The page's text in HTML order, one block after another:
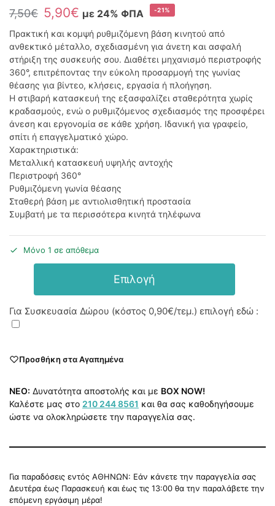
7,50€ 5,90€ με 24% ΦΠΑ -21%
Πρακτική και κομψή ρυθμιζόμενη βάση κινητού από
ανθεκτικό μέταλλο, σχεδιασμένη για άνετη και ασφαλή
στήριξη της συσκευής σου. Διαθέτει μηχανισμό περιστροφής
360°, επιτρέποντας την εύκολη προσαρμογή της γωνίας
θέασης για βίντεο, κλήσεις, εργασία ή πλοήγηση.
Η στιβαρή κατασκευή της εξασφαλίζει σταθερότητα χωρίς
κραδασμούς, ενώ ο ρυθμιζόμενος σχεδιασμός της προσφέρει
άνεση και εργονομία σε κάθε χρήση. Ιδανική για γραφείο,
σπίτι ή επαγγελματικό χώρο.
Χαρακτηριστικά:
Μεταλλική κατασκευή υψηλής αντοχής
Περιστροφή 360°
Ρυθμιζόμενη γωνία θέασης
Σταθερή βάση με αντιολισθητική προστασία
Συμβατή με τα περισσότερα κινητά τηλέφωνα
Μόνο 1 σε απόθεμα
Επιλογή
Για Συσκευασία Δώρου (κόστος 0,90€/τεμ.) επιλογή εδώ :
Προσθήκη στα Αγαπημένα
NEO: Δυνατότητα αποστολής και με BOX NOW!
Καλέστε μας στο 210 244 8561 και θα σας καθοδηγήσουμε
ώστε να ολοκληρώσετε την παραγγελία σας.
Για παραδόσεις εντός ΑΘΗΝΩΝ: Εάν κάνετε την παραγγελία σας
Δευτέρα έως Παρασκευή και έως τις 13:00 θα την παραλάβετε την
επόμενη εργάσιμη μέρα!